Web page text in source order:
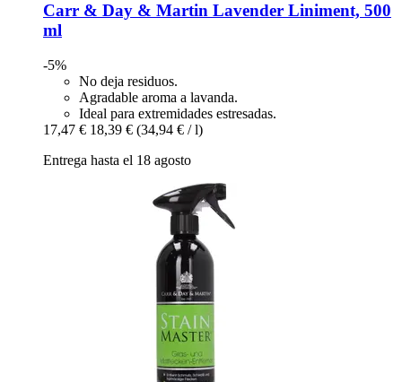
Carr & Day & Martin Lavender Liniment, 500
ml
-5%
No deja residuos.
Agradable aroma a lavanda.
Ideal para extremidades estresadas.
17,47 € 18,39 € (34,94 € / l)
Entrega hasta el 18 agosto